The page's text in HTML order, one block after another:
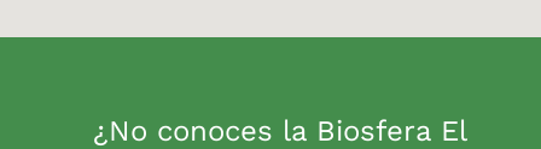
¿No conoces la Biosfera El